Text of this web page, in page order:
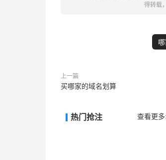
得转载
上一篇
买哪家的域名划算
热门抢注 查看更